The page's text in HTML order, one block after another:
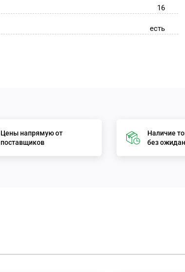
16
есть
Цены напрямую от
поставщиков
Наличие
без